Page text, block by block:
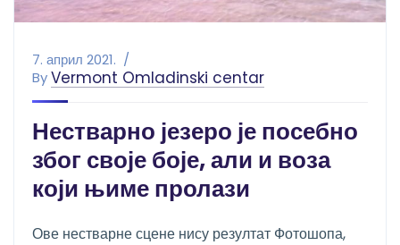
7. април 2021.
ByVermont Omladinski centar
Нестварно језеро је посебно
због своје боје, али и воза
који њиме пролази
Ове нестварне сцене нису резултат Фотошопа,